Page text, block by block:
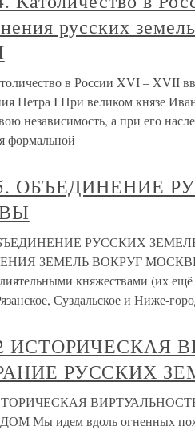
русских
в России XVI – XVII
Петра I При великом князе
независимость, а при его
формальной
5. ОБЪЕДИНЕНИЕ
РУССКИХ
ЗЕМЕЛЬ ВОКРУГ МОСКВЫ
княжествами (их
Суздальское и Ниже-
2 ИСТОРИЧЕСКАЯ
РУССКИХ
Мы идем вдоль огненных